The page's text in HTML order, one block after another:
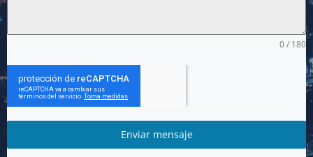
0 / 180
Enviar mensaje